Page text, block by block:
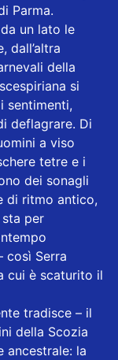
Parma.
un lato le
dall’altra
della
si
sentimenti,
deflagrare. Di
a viso
tetre e i
dei sonagli
di ritmo antico,
sta per
così Serra
cui è scaturito il
tradisce – il
della Scozia
ancestrale: la